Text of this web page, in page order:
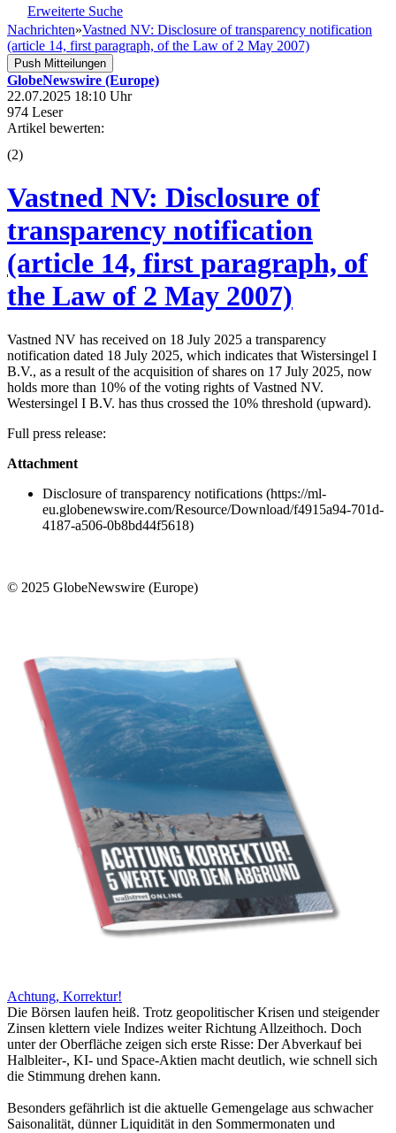
Erweiterte Suche
Nachrichten»Vastned NV: Disclosure of transparency notification
(article 14, first paragraph, of the Law of 2 May 2007)
Push Mitteilungen
GlobeNewswire (Europe)
22.07.2025 18:10 Uhr
974 Leser
Artikel bewerten:
(2)
Vastned NV: Disclosure of
transparency notification
(article 14, first paragraph, of
the Law of 2 May 2007)
Vastned NV has received on 18 July 2025 a transparency
notification dated 18 July 2025, which indicates that Wistersingel I
B.V., as a result of the acquisition of shares on 17 July 2025, now
holds more than 10% of the voting rights of Vastned NV.
Westersingel I B.V. has thus crossed the 10% threshold (upward).
Full press release:
Attachment
Disclosure of transparency notifications (https://ml-
eu.globenewswire.com/Resource/Download/f4915a94-701d-
4187-a506-0b8bd44f5618)
© 2025 GlobeNewswire (Europe)
Achtung, Korrektur!
Die Börsen laufen heiß. Trotz geopolitischer Krisen und steigender
Zinsen klettern viele Indizes weiter Richtung Allzeithoch. Doch
unter der Oberfläche zeigen sich erste Risse: Der Abverkauf bei
Halbleiter-, KI- und Space-Aktien macht deutlich, wie schnell sich
die Stimmung drehen kann.
Besonders gefährlich ist die aktuelle Gemengelage aus schwacher
Saisonalität, dünner Liquidität in den Sommermonaten und